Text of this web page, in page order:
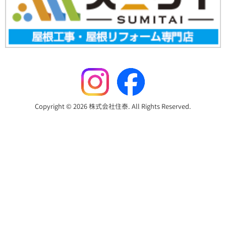
Copyright © 2026 株式会社住泰. All Rights Reserved.